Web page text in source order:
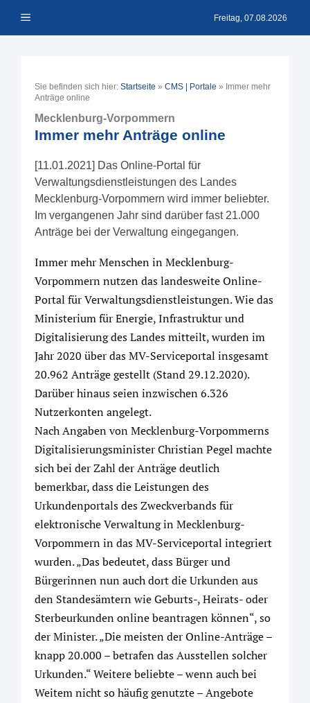
Inhalt Menü Freitag, 07.08.2026
Sie befinden sich hier: Startseite » CMS | Portale » Immer mehr
Anträge online
Mecklenburg-Vorpommern
Immer mehr Anträge online
[11.01.2021] Das Online-Portal für
Verwaltungsdienstleistungen des Landes
Mecklenburg-Vorpommern wird immer beliebter.
Im vergangenen Jahr sind darüber fast 21.000
Anträge bei der Verwaltung eingegangen.
Immer mehr Menschen in Mecklenburg-
Vorpommern nutzen das landesweite Online-
Portal für Verwaltungsdienstleistungen. Wie das
Ministerium für Energie, Infrastruktur und
Digitalisierung des Landes mitteilt, wurden im
Jahr 2020 über das MV-Serviceportal insgesamt
20.962 Anträge gestellt (Stand 29.12.2020).
Darüber hinaus seien inzwischen 6.326
Nutzerkonten angelegt.
Nach Angaben von Mecklenburg-Vorpommerns
Digitalisierungsminister Christian Pegel machte
sich bei der Zahl der Anträge deutlich
bemerkbar, dass die Leistungen des
Urkundenportals des Zweckverbands für
elektronische Verwaltung in Mecklenburg-
Vorpommern in das MV-Serviceportal integriert
wurden. „Das bedeutet, dass Bürger und
Bürgerinnen nun auch dort die Urkunden aus
den Standesämtern wie Geburts-, Heirats- oder
Sterbeurkunden online beantragen können“, so
der Minister. „Die meisten der Online-Anträge –
knapp 20.000 – betrafen das Ausstellen solcher
Urkunden.“ Weitere beliebte – wenn auch bei
Weitem nicht so häufig genutzte – Angebote